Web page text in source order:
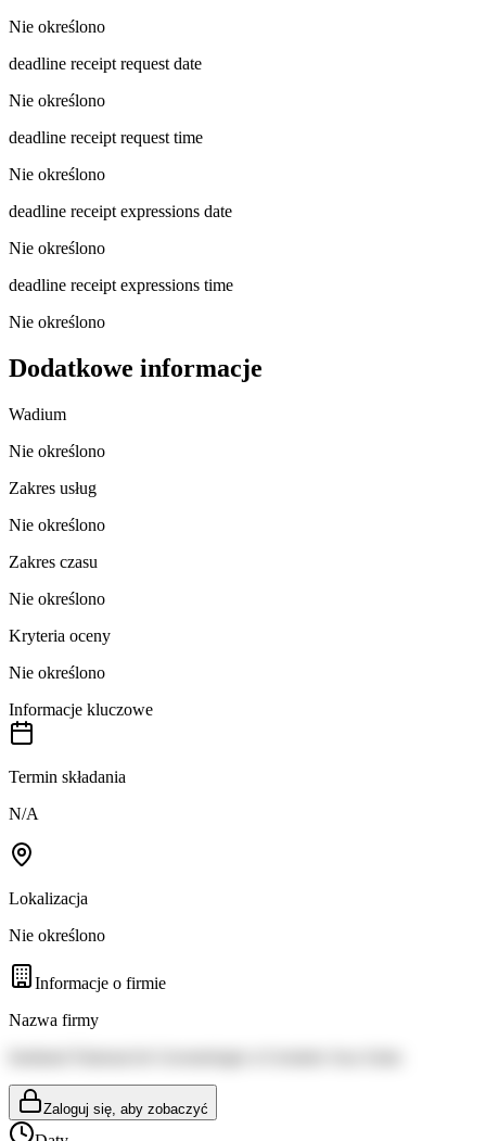
Nie określono
deadline receipt request date
Nie określono
deadline receipt request time
Nie określono
deadline receipt expressions date
Nie określono
deadline receipt expressions time
Nie określono
Dodatkowe informacje
Wadium
Nie określono
Zakres usług
Nie określono
Zakres czasu
Nie określono
Kryteria oceny
Nie określono
Informacje kluczowe
Termin składania
N/A
Lokalizacja
Nie określono
Informacje o firmie
Nazwa firmy
Zaloguj się, aby zobaczyć